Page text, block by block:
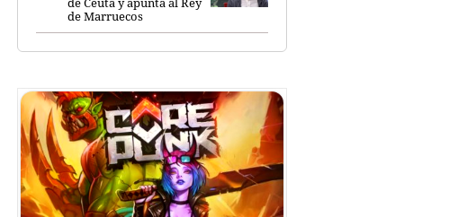
de Marruecos